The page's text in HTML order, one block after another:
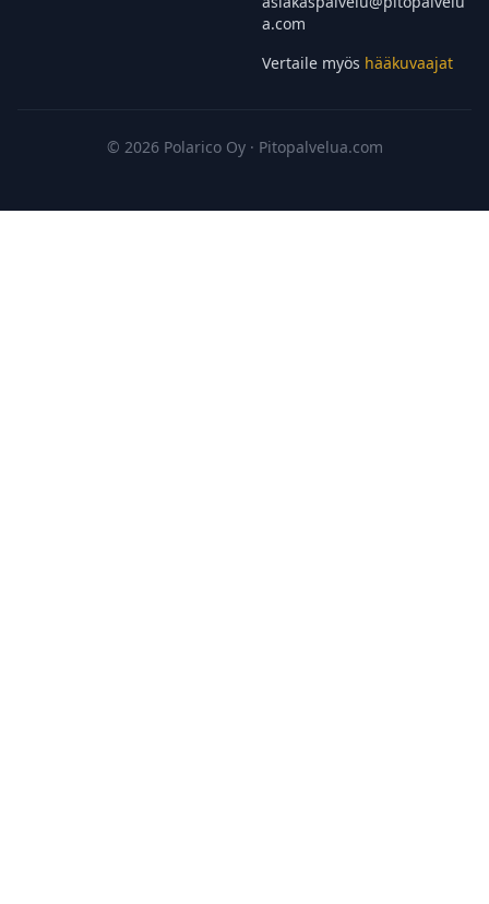
a.com
Vertaile myös hääkuvaajat
© 2026 Polarico Oy · Pitopalvelua.com